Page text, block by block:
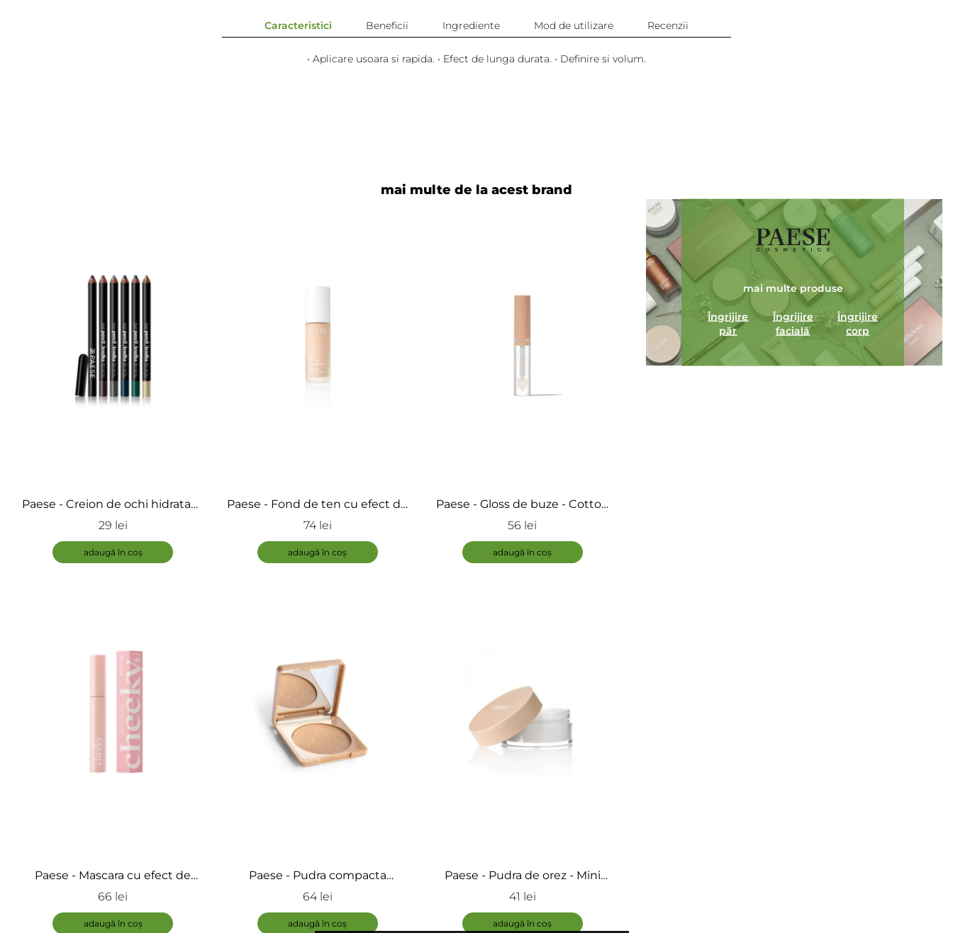
Caracteristici Beneficii Ingrediente Mod de utilizare Recenzii
• Aplicare usoara si rapida. • Efect de lunga durata. • Definire si volum.
Adaugă review
mai multe de la acest brand
Paese - Creion de ochi hidratant
- Eye Pencil
29 lei
adaugă în coș
Paese - Fond de ten cu efect de
lifting - Lifting Foundation
74 lei
adaugă în coș
Paese - Gloss de buze - Cotton
Delight Lipgloss
56 lei
adaugă în coș
Paese - Mascara cu efect de
curbare si lifting - Mascara
66 lei
adaugă în coș
Paese - Pudra compacta
iluminatoare - Wonder Glow
64 lei
adaugă în coș
Paese - Pudra de orez - Mini
Rice Powder
41 lei
adaugă în coș
mai multe produse
Îngrijire
păr
Îngrijire
facială
Îngrijire
corp